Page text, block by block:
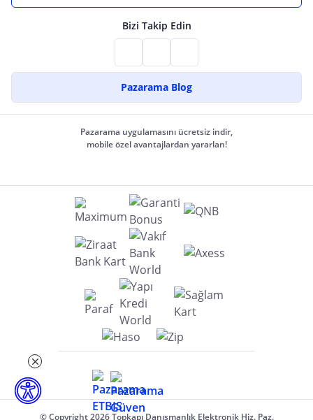
Bizi Takip Edin
Pazarama Blog
Pazarama uygulamasını ücretsiz indir,
mobile özel avantajlardan yararlan!
© Copyright 2026 Topkapı Danışmanlık Elektronik Hiz. Paz.